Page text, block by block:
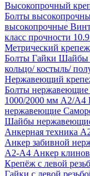
Высокопрочный
Болты
высокопрочные
класс прочности
Метрический
Болты Гайки Шайбы
кольцо/ костыль/
Нержавеющий
Болты нержавеющие
1000/2000 мм А2/А4
нержавеющие
Шайбы
Анкерная техника
Анкер забивной
A2-A4 Анкер
Крепёж с левой
Гайки с левой